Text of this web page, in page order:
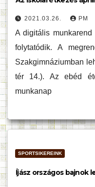
2021.03.26. PM
A digitális
folytatódik. A
Szakgimnáziumban
tér 14.). Az ebéd
munkanap
SPORTSIKEREINK
Íjász országos bajnok